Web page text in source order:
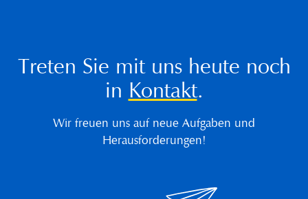
Treten Sie mit uns heute noch
in Kontakt.
Wir freuen uns auf neue Aufgaben und
Herausforderungen!